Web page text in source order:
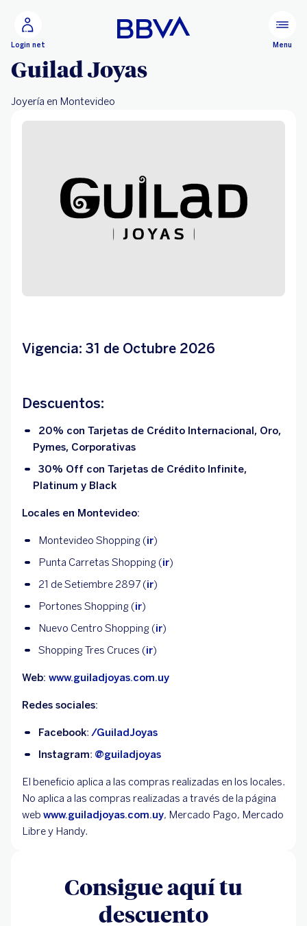
Configurar
Login net Menu
Guilad Joyas
Joyería en Montevideo
Vigencia: 31 de Octubre 2026
Descuentos:
20% con Tarjetas de Crédito Internacional, Oro,
Pymes, Corporativas
30% Off con Tarjetas de Crédito Infinite,
Platinum y Black
Locales en Montevideo:
Montevideo Shopping (ir)
Punta Carretas Shopping (ir)
21 de Setiembre 2897 (ir)
Portones Shopping (ir)
Nuevo Centro Shopping (ir)
Shopping Tres Cruces (ir)
Web: www.guiladjoyas.com.uy
Redes sociales:
Facebook: /GuiladJoyas
Instagram: @guiladjoyas
El beneficio aplica a las compras realizadas en los locales.
No aplica a las compras realizadas a través de la página
web www.guiladjoyas.com.uy, Mercado Pago, Mercado
Libre y Handy.
Consigue aquí tu
descuento